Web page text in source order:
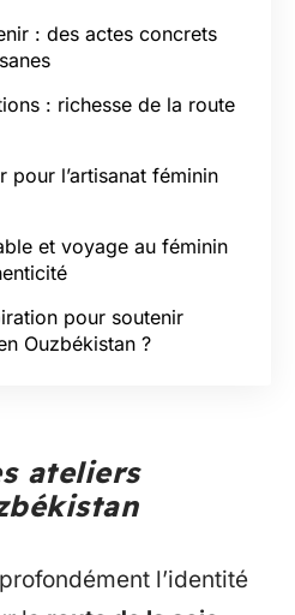
: des actes concrets
: richesse de la route
pour l’artisanat féminin
et voyage au féminin
pour soutenir
Ouzbékistan ?
ateliers
l’identité